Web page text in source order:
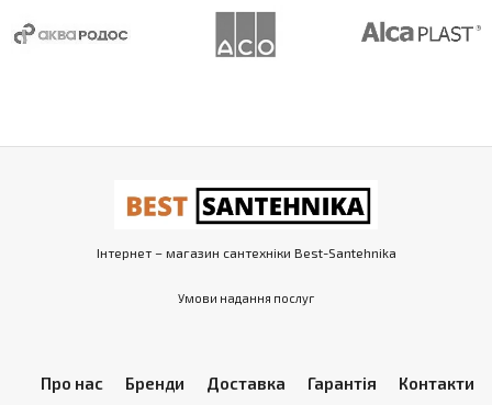
Інтернет – магазин сантехніки Best-Santehnika
Умови надання послуг
Про нас Бренди Доставка Гарантія Контакти